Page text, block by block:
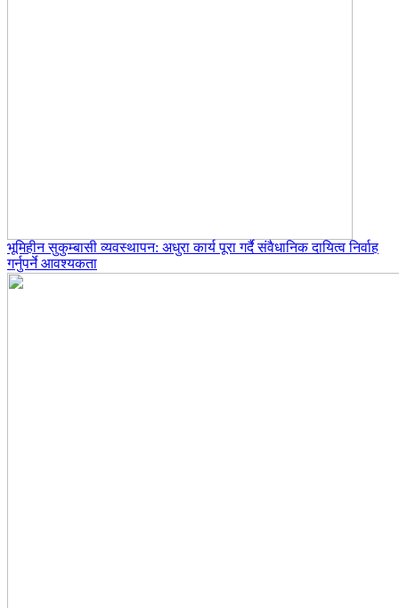
भूमिहीन सुकुम्बासी व्यवस्थापन: अधुरा कार्य पूरा गर्दै संवैधानिक दायित्व निर्वाह
गर्नुपर्ने आवश्यकता